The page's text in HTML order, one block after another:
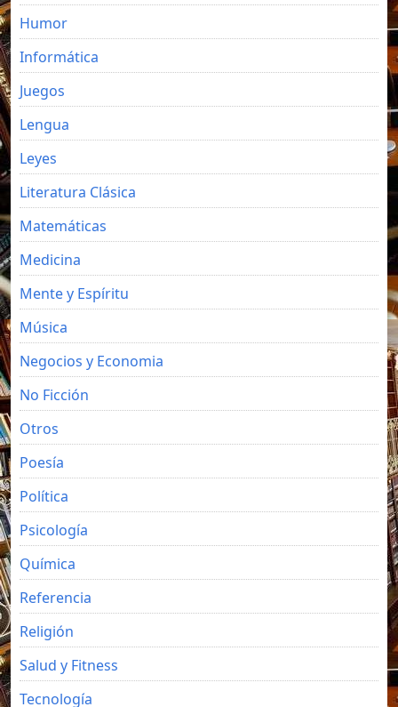
Humor
Informática
Juegos
Lengua
Leyes
Literatura Clásica
Matemáticas
Medicina
Mente y Espíritu
Música
Negocios y Economia
No Ficción
Otros
Poesía
Política
Psicología
Química
Referencia
Religión
Salud y Fitness
Tecnología